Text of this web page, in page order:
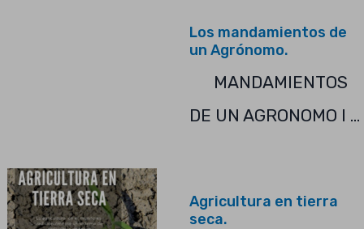
Los mandamientos de
un Agrónomo.
MANDAMIENTOS
DE UN AGRONOMO I …
Agricultura en tierra
seca.